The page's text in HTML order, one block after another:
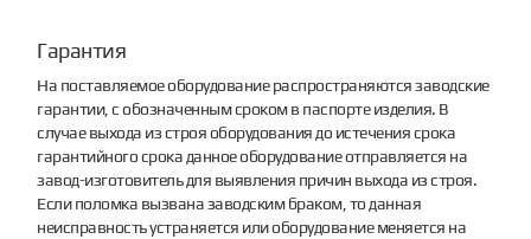
Гарантия
На поставляемое оборудование распространяются заводские
гарантии, с обозначенным сроком в паспорте изделия. В
случае выхода из строя оборудования до истечения срока
гарантийного срока данное оборудование отправляется на
завод-изготовитель для выявления причин выхода из строя.
Если поломка вызвана заводским браком, то данная
неисправность устраняется или оборудование меняется на